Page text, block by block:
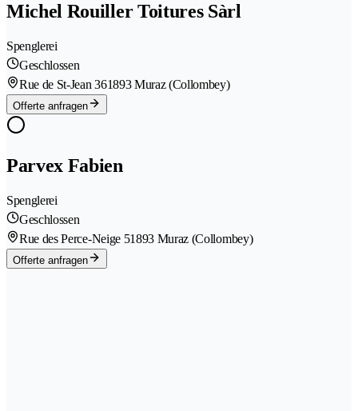
Michel Rouiller Toitures Sàrl
Spenglerei
Geschlossen
Rue de St-Jean 361893 Muraz (Collombey)
Offerte anfragen
Parvex Fabien
Spenglerei
Geschlossen
Rue des Perce-Neige 51893 Muraz (Collombey)
Offerte anfragen